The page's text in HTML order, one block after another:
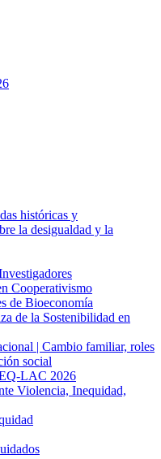
históricas y
la desigualdad y la
Cooperativismo
de Bioeconomía
de la Sostenibilidad en
| Cambio familiar, roles
social
LAC 2026
Violencia, Inequidad,